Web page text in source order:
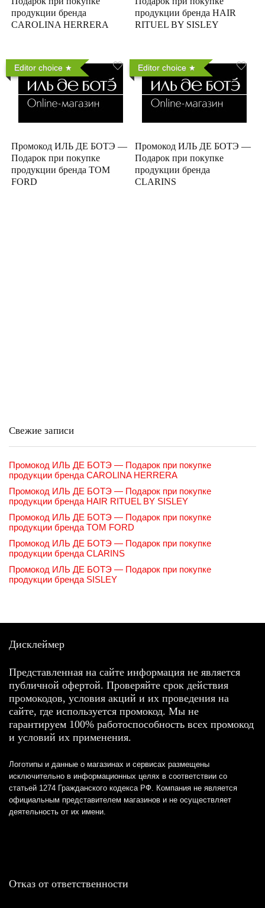
продукции бренда
CAROLINA HERRERA
продукции бренда HAIR
RITUEL BY SISLEY
Editor choice
Промокод ИЛЬ ДЕ БОТЭ —
Подарок при покупке
продукции бренда TOM
FORD
Editor choice
Промокод ИЛЬ ДЕ БОТЭ —
Подарок при покупке
продукции бренда
CLARINS
Свежие записи
Промокод ИЛЬ ДЕ БОТЭ — Подарок при покупке
продукции бренда CAROLINA HERRERA
Промокод ИЛЬ ДЕ БОТЭ — Подарок при покупке
продукции бренда HAIR RITUEL BY SISLEY
Промокод ИЛЬ ДЕ БОТЭ — Подарок при покупке
продукции бренда TOM FORD
Промокод ИЛЬ ДЕ БОТЭ — Подарок при покупке
продукции бренда CLARINS
Промокод ИЛЬ ДЕ БОТЭ — Подарок при покупке
продукции бренда SISLEY
Дисклеймер
Представленная на сайте информация не является
публичной офертой. Проверяйте срок действия
промокодов, условия акций и их проведения на
сайте, где используется промокод. Мы не
гарантируем 100% работоспособность всех промокод
и условий их применения.
Логотипы и данные о магазинах и сервисах размещены
исключительно в информационных целях в соответствии со
статьей 1274 Гражданского кодекса РФ. Компания не является
официальным представителем магазинов и не осуществляет
деятельность от их имени.
Отказ от ответственности